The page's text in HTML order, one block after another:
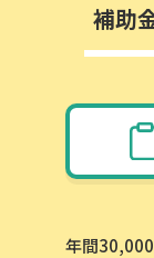
補助
年間